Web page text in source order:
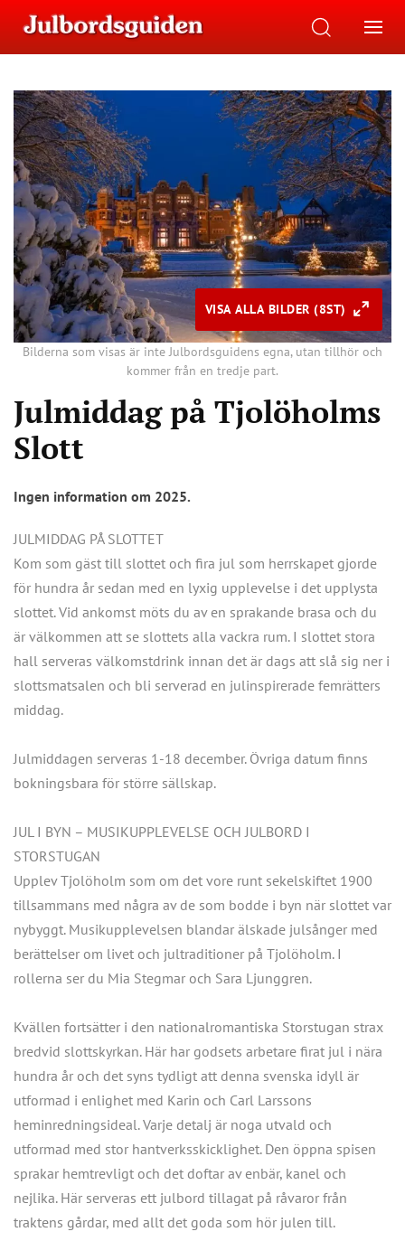
VISA ALLA BILDER (8ST)
Bilderna som visas är inte Julbordsguidens egna, utan tillhör och
kommer från en tredje part.
Julmiddag på Tjolöholms
Slott
Ingen information om 2025.
JULMIDDAG PÅ SLOTTET
Kom som gäst till slottet och fira jul som herrskapet gjorde
för hundra år sedan med en lyxig upplevelse i det upplysta
slottet. Vid ankomst möts du av en sprakande brasa och du
är välkommen att se slottets alla vackra rum. I slottet stora
hall serveras välkomstdrink innan det är dags att slå sig ner i
slottsmatsalen och bli serverad en julinspirerade femrätters
middag.
Julmiddagen serveras 1-18 december. Övriga datum finns
bokningsbara för större sällskap.
JUL I BYN – MUSIKUPPLEVELSE OCH JULBORD I
STORSTUGAN
Upplev Tjolöholm som om det vore runt sekelskiftet 1900
tillsammans med några av de som bodde i byn när slottet var
nybyggt. Musikupplevelsen blandar älskade julsånger med
berättelser om livet och jultraditioner på Tjolöholm. I
rollerna ser du Mia Stegmar och Sara Ljunggren.
Kvällen fortsätter i den nationalromantiska Storstugan strax
bredvid slottskyrkan. Här har godsets arbetare firat jul i nära
hundra år och det syns tydligt att denna svenska idyll är
utformad i enlighet med Karin och Carl Larssons
heminredningsideal. Varje detalj är noga utvald och
utformad med stor hantverksskicklighet. Den öppna spisen
sprakar hemtrevligt och det doftar av enbär, kanel och
nejlika. Här serveras ett julbord tillagat på råvaror från
traktens gårdar, med allt det goda som hör julen till.